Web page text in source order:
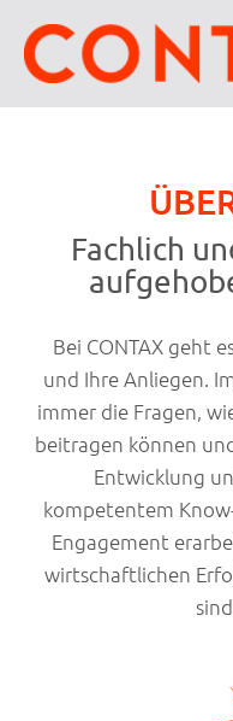
Fachlich
Bei CONTAX geht
und Ihre Anliegen.
immer die Fragen,
beitragen können
Entwicklung
kompetentem
Engagement
wirtschaftlichen